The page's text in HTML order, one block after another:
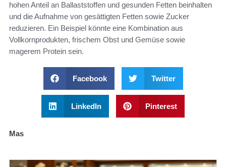
hohen Anteil an Ballaststoffen und gesunden Fetten beinhalten
und die Aufnahme von gesättigten Fetten sowie Zucker
reduzieren. Ein Beispiel könnte eine Kombination aus
Vollkornprodukten, frischem Obst und Gemüse sowie
magerem Protein sein.
Facebook Twitter
LinkedIn Pinterest
Mas